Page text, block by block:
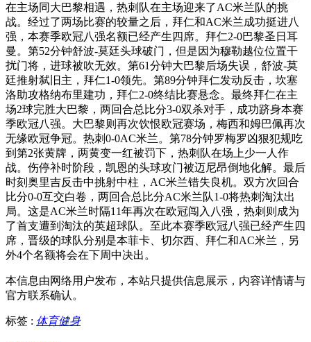
在主场同大巴黎相遇，热刺队在主场迎来了AC米兰队的挑
战。经过了两场比赛的较量之后，拜仁和AC米兰成功挺进八
强，本赛季欧冠八强名额已经产生四席。拜仁2-0巴黎圣日耳
曼。第52分钟舒波-莫廷头球破门，但是因为穆勒越位位置干
扰门将，进球被吹无效。第61分钟大巴黎后场失误，舒波-莫
廷推射弑旧主，拜仁1-0领先。第89分钟拜仁发动反击，坎塞
洛助攻格纳布里建功，拜仁2-0终结比赛悬念。最终拜仁在主
场2球完胜大巴黎，两回合总比分3-0双杀对手，成功跻身本赛
季欧冠八强。大巴黎则再次饮恨欧冠赛场，梅西和姆巴佩再次
无缘欧冠争冠。热刺0-0AC米兰。第78分钟罗梅罗凶狠犯规吃
到第2张黄牌，两黄变一红被罚下，热刺队在场上少一人作
战。伤停补时阶段，凯恩的头球攻门被迈尼昂倒地化解。最后
时刻奥里吉反击中挑射中柱，AC米兰错失良机。双方次回合
比分0-0互交白卷，两回合总比分AC米兰队1-0将热刺淘汰出
局。这是AC米兰时隔11年再次在欧冠闯入八强，热刺则成为
了首支遭到淘汰的英超球队。至此本赛季欧冠八强已经产生四
席，晋级的球队分别是本菲卡、切尔西、拜仁和AC米兰，另
外4个名额将会在下周中决出。
本信息由网络用户发布， 本站只提供信息展示，内容详情请与
官方联系确认。
标签 : 体育健身